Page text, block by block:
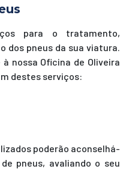
para o tratamento,
dos pneus da sua viatura.
nossa Oficina de Oliveira
destes serviços:
poderão aconselhá-
pneus, avaliando o seu